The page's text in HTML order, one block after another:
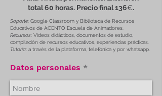
total 60 horas. Precio final 136€.
Soporte: Google Classroom y Biblioteca de Recursos
Educativos de ACENTO Escuela de Animadores.
Recursos: Vídeos didácticos, documentos de estudio,
compilación de recursos educativos, experiencias prácticas.
Tutoría: a través de la plataforma, telefónica y por whatsapp.
Datos personales *